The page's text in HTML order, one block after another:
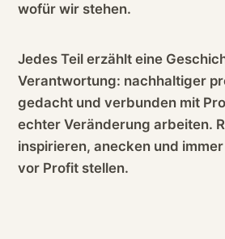
wofür wir stehen.
Jedes Teil erzählt eine
Verantwortung: nachhaltiger
gedacht und verbunden mit
echter Veränderung arbeiten.
inspirieren, anecken und
vor Profit stellen.